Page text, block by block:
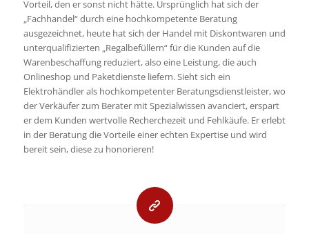
Vorteil, den er sonst nicht hätte. Ursprünglich hat sich der
„Fachhandel“ durch eine hochkompetente Beratung
ausgezeichnet, heute hat sich der Handel mit Diskontwaren und
unterqualifizierten „Regalbefüllern“ für die Kunden auf die
Warenbeschaffung reduziert, also eine Leistung, die auch
Onlineshop und Paketdienste liefern. Sieht sich ein
Elektrohändler als hochkompetenter Beratungsdienstleister, wo
der Verkäufer zum Berater mit Spezialwissen avanciert, erspart
er dem Kunden wertvolle Recherchezeit und Fehlkäufe. Er erlebt
in der Beratung die Vorteile einer echten Expertise und wird
bereit sein, diese zu honorieren!